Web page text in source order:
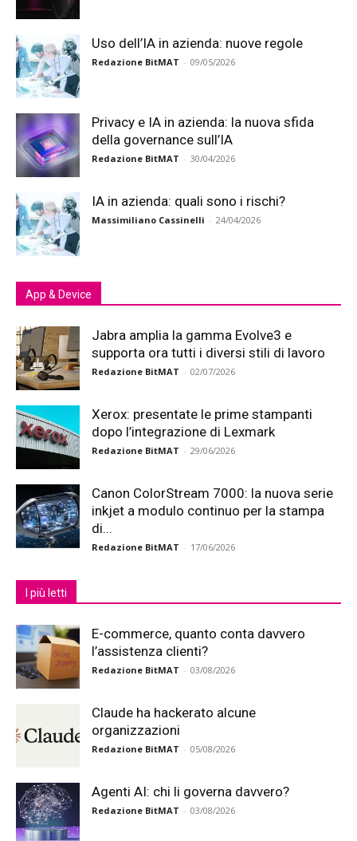
Uso dell’IA in azienda: nuove regole
Redazione BitMAT - 09/05/2026
Privacy e IA in azienda: la nuova sfida
della governance sull’IA
Redazione BitMAT - 30/04/2026
IA in azienda: quali sono i rischi?
Massimiliano Cassinelli - 24/04/2026
App & Device
Jabra amplia la gamma Evolve3 e
supporta ora tutti i diversi stili di lavoro
Redazione BitMAT - 02/07/2026
Xerox: presentate le prime stampanti
dopo l’integrazione di Lexmark
Redazione BitMAT - 29/06/2026
Canon ColorStream 7000: la nuova serie
inkjet a modulo continuo per la stampa
di...
Redazione BitMAT - 17/06/2026
I più letti
E-commerce, quanto conta davvero
l’assistenza clienti?
Redazione BitMAT - 03/08/2026
Claude ha hackerato alcune
organizzazioni
Redazione BitMAT - 05/08/2026
Agenti AI: chi li governa davvero?
Redazione BitMAT - 03/08/2026